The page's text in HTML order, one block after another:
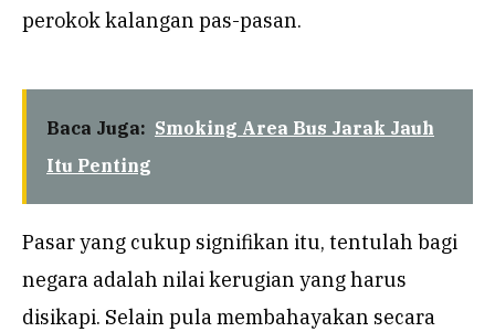
perokok kalangan pas-pasan.
Baca Juga: Smoking Area Bus Jarak Jauh
Itu Penting
Pasar yang cukup signifikan itu, tentulah bagi
negara adalah nilai kerugian yang harus
disikapi. Selain pula membahayakan secara